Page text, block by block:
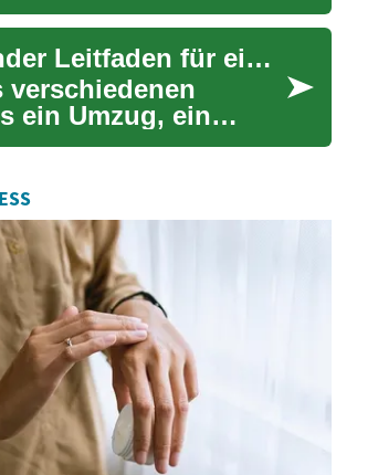
Haushaltsauflösung: Ein umfassender Leitfaden für eine stressfreie Räumung
ein Umzug, ein